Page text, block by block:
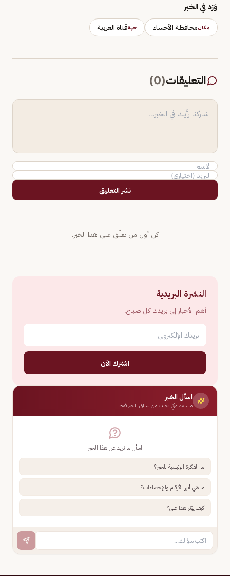
وَرَد في الخبر
مكانمحافظة الأحساء جهةقناة العربية
التعليقات(
0
)
نشر التعليق
كن أول من يعلّق على هذا الخبر.
النشرة البريدية
أهم الأخبار إلى بريدك كل صباح.
اشترك الآن
اسأل الخبر
مساعد ذكي يجيب من سياق الخبر فقط
اسأل ما تريد عن هذا الخبر
ما الفكرة الرئيسية للخبر؟
ما هي أبرز الأرقام والإحصاءات؟
كيف يؤثر هذا علي؟